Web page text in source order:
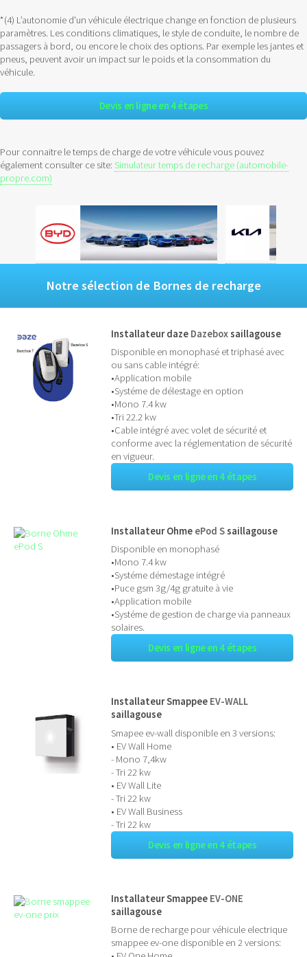
*(4) L’autonomie d'un véhicule électrique change en fonction de plusieurs
paramètres. Les conditions climatiques, le style de conduite, le nombre de
passagers à bord, ou encore le choix des options. Par exemple les jantes et
pneus, peuvent avoir un impact sur le poids et la consommation du
véhicule.
Devis en ligne en 4 étapes
Pour connaitre le temps de charge de votre véhicule vous pouvez
également consulter ce site: Simulateur temps de recharge (automobile-
propre.com)
Notre sélection de Bornes de recharge
Installateur daze Dazeboxsaillagouse
Disponible en monophasé et triphasé avec
ou sans cable intégré:
•Application mobile
•Systéme de délestage en option
•Mono 7.4 kw
•Tri 22.2 kw
•Cable intégré avec volet de sécurité et
conforme avec la réglementation de sécurité
en vigueur.
Devis en ligne en 4 étapes
Installateur Ohme ePod Ssaillagouse
Disponible en monophasé
•Mono 7.4 kw
•Systéme démestage intégré
•Puce gsm 3g/4g gratuite à vie
•Application mobile
•Systéme de gestion de charge via panneaux
solaires.
Devis en ligne en 4 étapes
Installateur Smappee EV-WALL
saillagouse
Smapee ev-wall disponible en 3 versions:
• EV Wall Home
- Mono 7,4kw
- Tri 22 kw
• EV Wall Lite
- Tri 22 kw
• EV Wall Business
- Tri 22 kw
Devis en ligne en 4 étapes
Installateur Smappee EV-ONE
saillagouse
Borne de recharge pour véhicule electrique
smappee ev-one disponible en 2 versions: